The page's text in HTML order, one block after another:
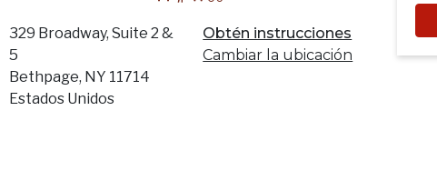
329 Broadway, Suite 2 &
5
Bethpage, NY 11714
Estados Unidos
Obtén instrucciones
Cambiar la ubicación